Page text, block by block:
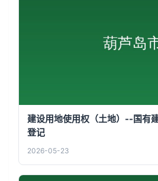
建设用地使用权（土地）--国有
登记
2026-05-23